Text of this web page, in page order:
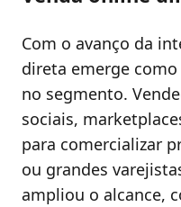
Com o avanço da
direta emerge
no segmento.
sociais,
para comercializar
ou grandes
ampliou o alcance,